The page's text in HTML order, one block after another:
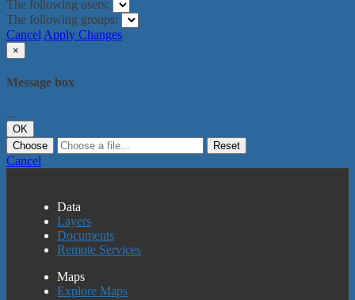
The following users:
The following groups:
Cancel Apply Changes
×
Message box
...
OK
Choose
Reset
Cancel
Data
Layers
Documents
Remote Services
Maps
Explore Maps